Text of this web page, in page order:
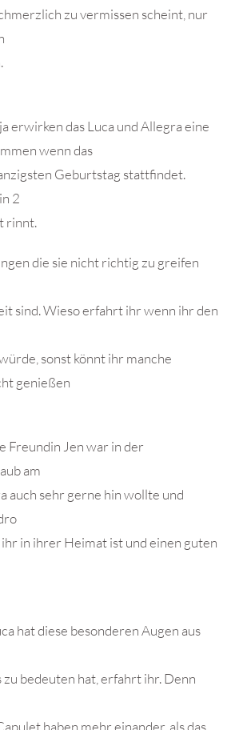
zu vermissen scheint, nur
erwirken das Luca und Allegra eine
wenn das
Geburtstag stattfindet.
2
rinnt.
die sie nicht richtig zu greifen
sind. Wieso erfahrt ihr wenn ihr den
sonst könnt ihr manche
genießen
Freundin Jen war in der
am
auch sehr gerne hin wollte und
in ihrer Heimat ist und einen guten
hat diese besonderen Augen aus
zu bedeuten hat, erfahrt ihr. Denn
haben mehr einander, als das